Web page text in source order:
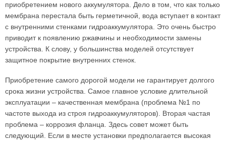
приобретением нового аккумулятора. Дело в том, что как только
мембрана перестала быть герметичной, вода вступает в контакт
с внутренними стенками гидроаккумулятора. Это очень быстро
приводит к появлению ржавчины и необходимости замены
устройства. К слову, у большинства моделей отсутствует
защитное покрытие внутренних стенок.
Приобретение самого дорогой модели не гарантирует долгого
срока жизни устройства. Самое главное условие длительной
эксплуатации – качественная мембрана (проблема №1 по
частоте выхода из строя гидроаккумуляторов). Вторая частая
проблема – коррозия фланца. Здесь совет может быть
следующий. Если в месте установки предполагается высокая